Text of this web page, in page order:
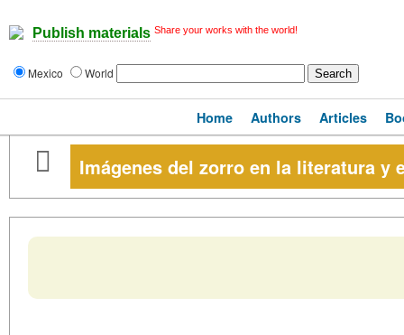
Publish materials Share your works with the world!
Mexico World
Home Authors Articles
Imágenes del zorro en la literatura y